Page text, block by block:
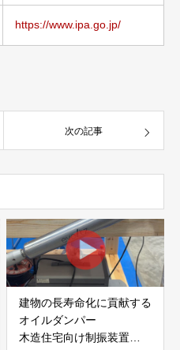
https://www.ipa.go.jp/
次の記事
建物の長寿命化に貢献する
オイルダンパー
木造住宅向け制振装置